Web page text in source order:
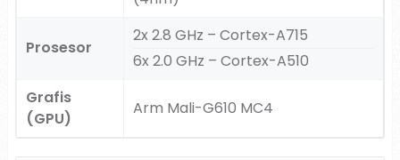
Prosesor
2x 2.8 GHz – Cortex-A715
6x 2.0 GHz – Cortex-A510
Grafis
(GPU)
Arm Mali-G610 MC4